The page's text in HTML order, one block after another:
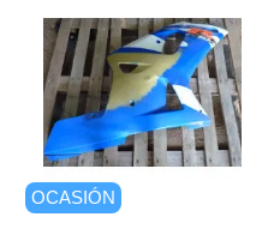
OCASIÓN